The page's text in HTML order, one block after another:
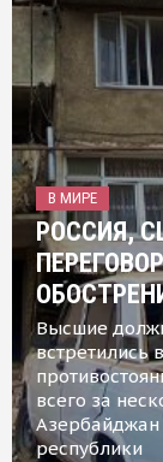
В МИРЕ
РОССИЯ,
Высшие
встретились
всего за
Азербайджан
республики